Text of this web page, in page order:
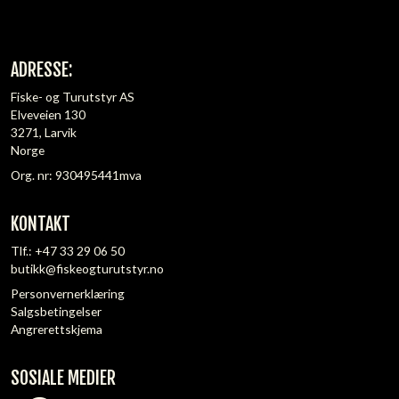
ADRESSE:
Fiske- og Turutstyr AS
Elveveien 130
3271, Larvik
Norge
Org. nr: 930495441mva
KONTAKT
Tlf.: +47 33 29 06 50
butikk@fiskeogturutstyr.no
Personvernerklæring
Salgsbetingelser
Angrerettskjema
SOSIALE MEDIER